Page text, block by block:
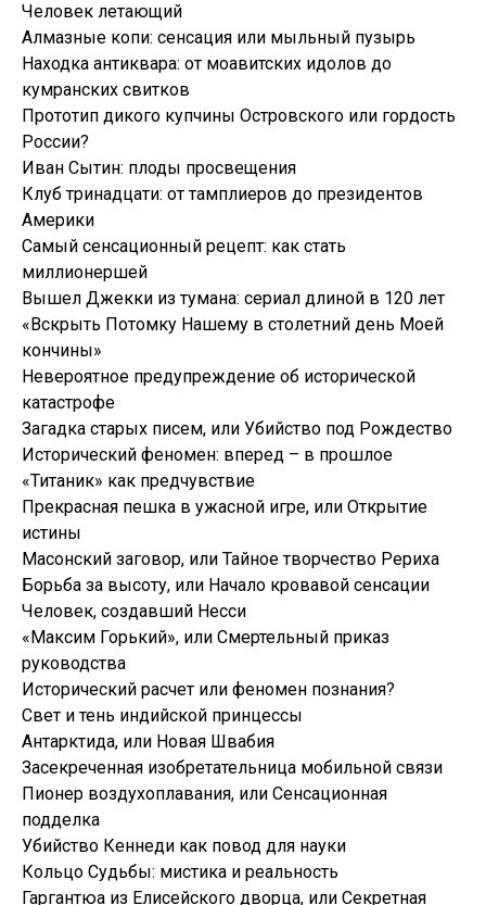
Человек летающий
Алмазные копи: сенсация или мыльный пузырь
Находка антиквара: от моавитских идолов до
кумранских свитков
Прототип дикого купчины Островского или гордость
России?
Иван Сытин: плоды просвещения
Клуб тринадцати: от тамплиеров до президентов
Америки
Самый сенсационный рецепт: как стать
миллионершей
Вышел Джекки из тумана: сериал длиной в 120 лет
«Вскрыть Потомку Нашему в столетний день Моей
кончины»
Невероятное предупреждение об исторической
катастрофе
Загадка старых писем, или Убийство под Рождество
Исторический феномен: вперед – в прошлое
«Титаник» как предчувствие
Прекрасная пешка в ужасной игре, или Открытие
истины
Масонский заговор, или Тайное творчество Рериха
Борьба за высоту, или Начало кровавой сенсации
Человек, создавший Несси
«Максим Горький», или Смертельный приказ
руководства
Исторический расчет или феномен познания?
Свет и тень индийской принцессы
Антарктида, или Новая Швабия
Засекреченная изобретательница мобильной связи
Пионер воздухоплавания, или Сенсационная
подделка
Убийство Кеннеди как повод для науки
Кольцо Судьбы: мистика и реальность
Гаргантюа из Елисейского дворца, или Секретная